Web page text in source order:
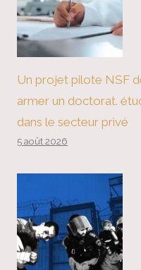
Un projet pilote NSF
armer un doctorat.
dans le secteur privé
5 août 2026